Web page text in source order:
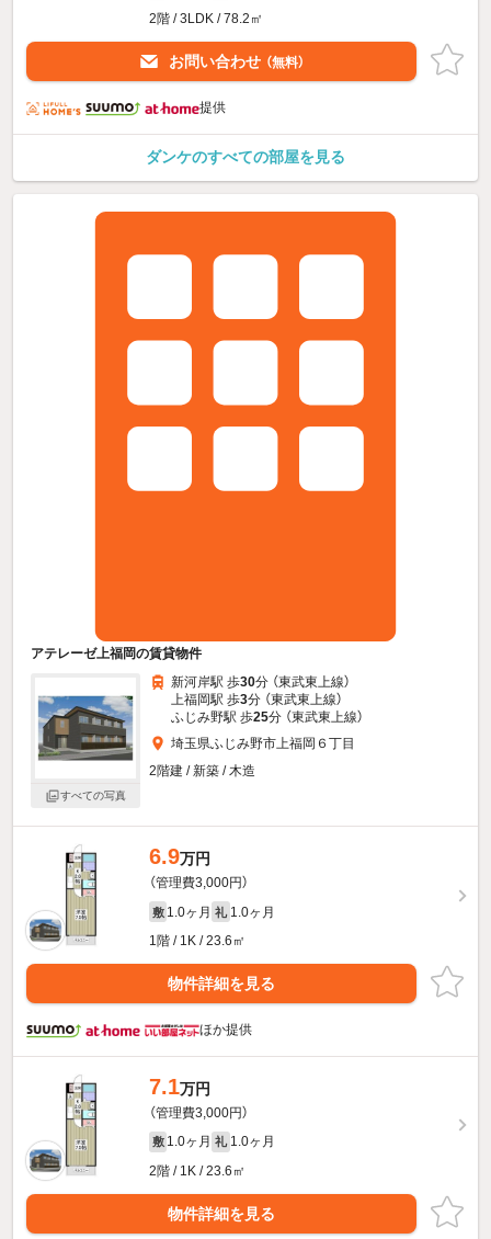
2階 / 3LDK / 78.2㎡
お問い合わせ （無料）
提供
ダンケのすべての部屋を見る
アテレーゼ上福岡の賃貸物件
すべての写真
新河岸駅 歩30分 （東武東上線）
上福岡駅 歩3分 （東武東上線）
ふじみ野駅 歩25分 （東武東上線）
埼玉県ふじみ野市上福岡６丁目
2階建 / 新築 / 木造
6.9万円
（管理費3,000円）
敷 1.0ヶ月 礼 1.0ヶ月
1階 / 1K / 23.6㎡
物件詳細を見る
ほか提供
7.1万円
（管理費3,000円）
敷 1.0ヶ月 礼 1.0ヶ月
2階 / 1K / 23.6㎡
物件詳細を見る